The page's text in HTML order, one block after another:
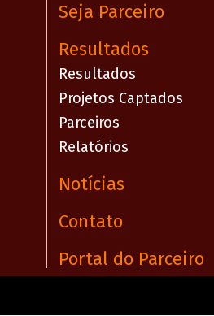
Seja Parceiro
Resultados
Resultados
Projetos Captados
Parceiros
Relatórios
Notícias
Contato
Portal do Parceiro